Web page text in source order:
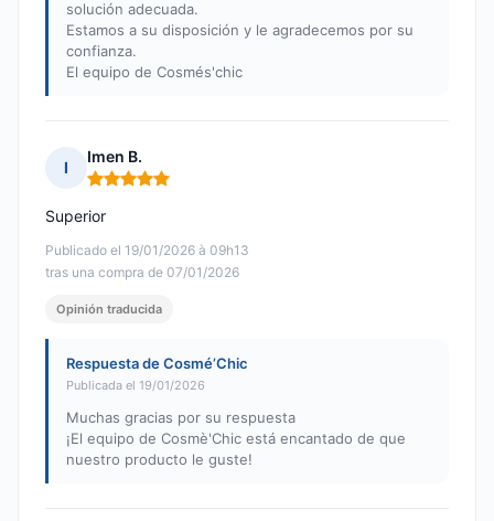
solución adecuada.
Estamos a su disposición y le agradecemos por su
confianza.
El equipo de Cosmés'chic
I
Imen B.
Nota: 5 de 5
Publicado el 19/01/2026 à 09h13
tras una compra de 07/01/2026
Superior
Opinión traducida
Respuesta de Cosmé’Chic
Publicada el 19/01/2026
Muchas gracias por su respuesta
¡El equipo de Cosmè'Chic está encantado de que
nuestro producto le guste!